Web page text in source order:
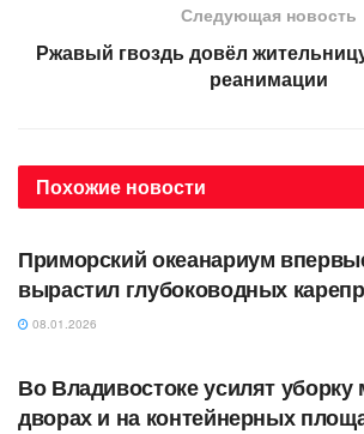
Следующая новость
Ржавый гвоздь довёл
реанимации
Похожие новости
АВТОРСКОЕ
Приморский океанариум
вырастил глубоководных
08.01.2026
Во Владивостоке усилят уборку
дворах и на контейнерных